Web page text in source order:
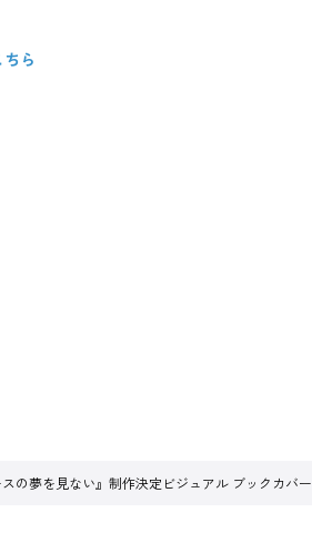
ちら
の夢を見ない』制作決定ビジュアル ブックカバー